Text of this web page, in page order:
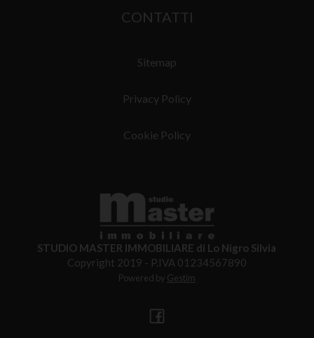
CONTATTI
Sitemap
Privacy Policy
Cookie Policy
STUDIO MASTER IMMOBILIARE di Lo Nigro Silvia
Copyright 2019 - P.IVA 01234567890
Powered by Gestim